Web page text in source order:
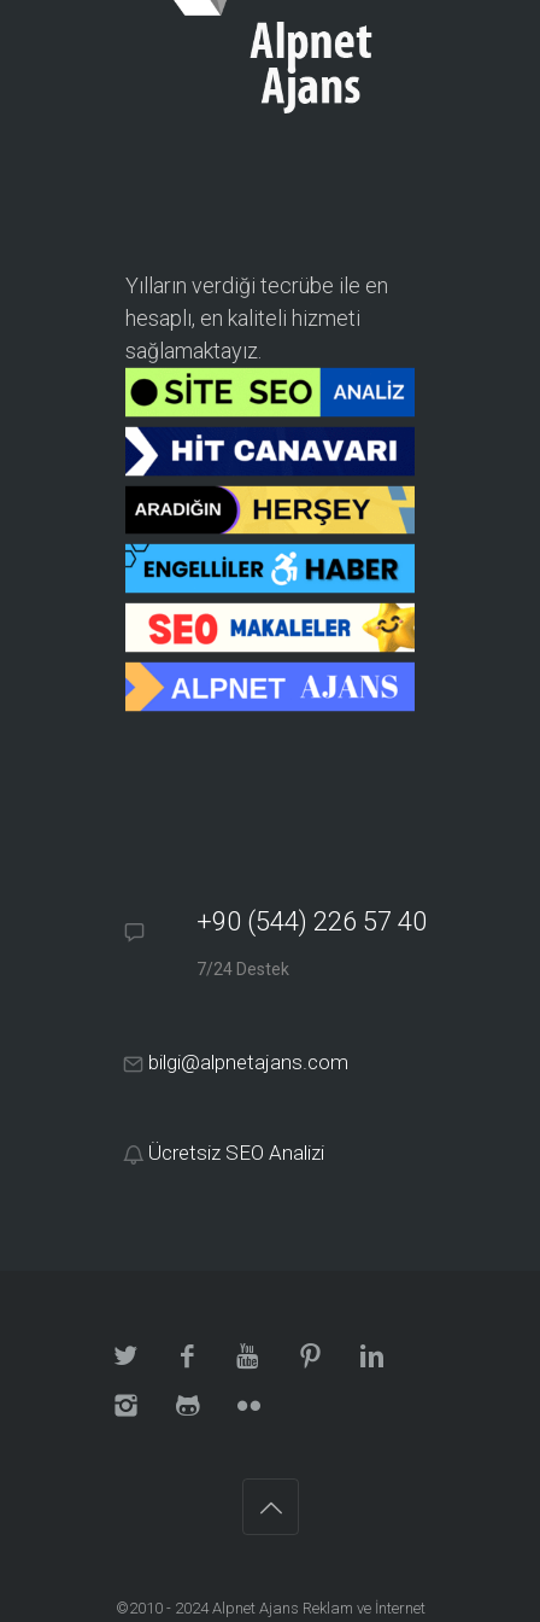
Yılların verdiği tecrübe ile en
hesaplı, en kaliteli hizmeti
sağlamaktayız.
+90 (544) 226 57 40
7/24 Destek
bilgi@alpnetajans.com
Ücretsiz SEO Analizi
©2010 - 2024Alpnet Ajans Reklam ve İnternet